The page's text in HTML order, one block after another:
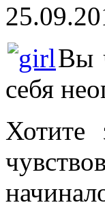
Вы
себя
Хотите